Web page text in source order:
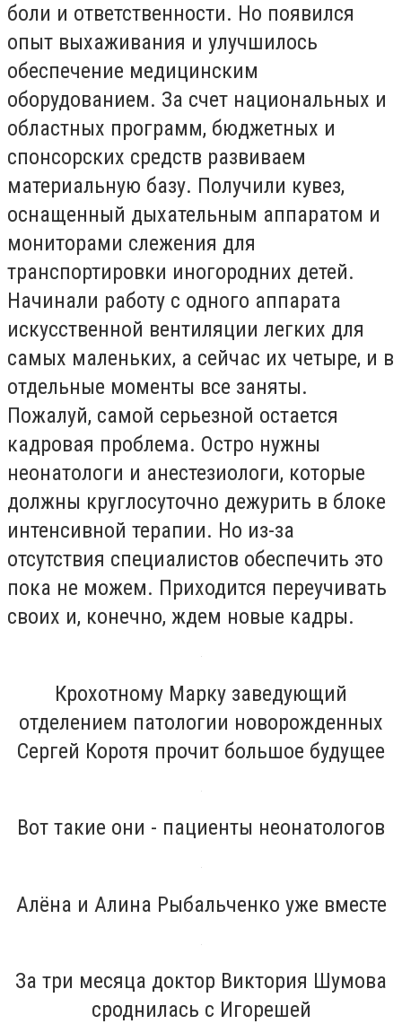
боли и ответственности. Но появился
опыт выхаживания и улучшилось
обеспечение медицинским
оборудованием. За счет национальных и
областных программ, бюджетных и
спонсорских средств развиваем
материальную базу. Получили кувез,
оснащенный дыхательным аппаратом и
мониторами слежения для
транспортировки иногородних детей.
Начинали работу с одного аппарата
искусственной вентиляции легких для
самых маленьких, а сейчас их четыре, и в
отдельные моменты все заняты.
Пожалуй, самой серьезной остается
кадровая проблема. Остро нужны
неонатологи и анестезиологи, которые
должны круглосуточно дежурить в блоке
интенсивной терапии. Но из-за
отсутствия специалистов обеспечить это
пока не можем. Приходится переучивать
своих и, конечно, ждем новые кадры.
Крохотному Марку заведующий
отделением патологии новорожденных
Сергей Коротя прочит большое будущее
Вот такие они - пациенты неонатологов
Алёна и Алина Рыбальченко уже вместе
За три месяца доктор Виктория Шумова
сроднилась с Игорешей